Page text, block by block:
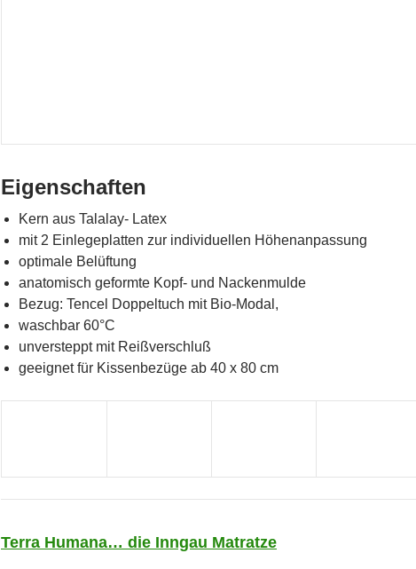
Eigenschaften
Kern aus Talalay- Latex
mit 2 Einlegeplatten zur individuellen Höhenanpassung
optimale Belüftung
anatomisch geformte Kopf- und Nackenmulde
Bezug: Tencel Doppeltuch mit Bio-Modal,
waschbar 60°C
unversteppt mit Reißverschluß
geeignet für Kissenbezüge ab 40 x 80 cm
Terra Humana… die Inngau Matratze